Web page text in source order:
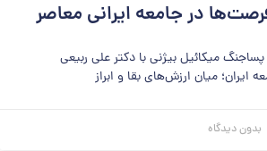
در جامعه ایرانی معاصر
میکائیل بیژنی با دکتر علی ربیعی
میان ارزش‌های بقا و ابراز
دیدگاه